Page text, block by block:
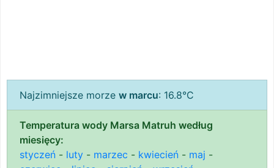
Najzimniejsze morze w marcu: 16.8°C
Temperatura wody Marsa Matruh według
miesięcy:
styczeń - luty - marzec - kwiecień - maj -